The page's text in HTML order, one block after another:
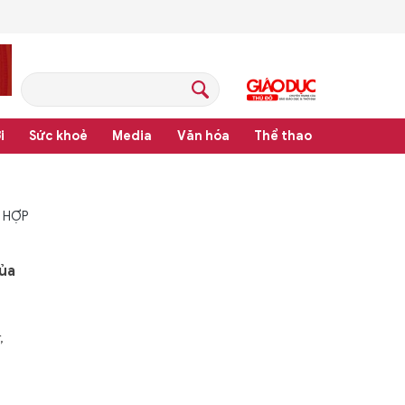
Sức khoẻ Media Văn hóa Thể thao
HỢP